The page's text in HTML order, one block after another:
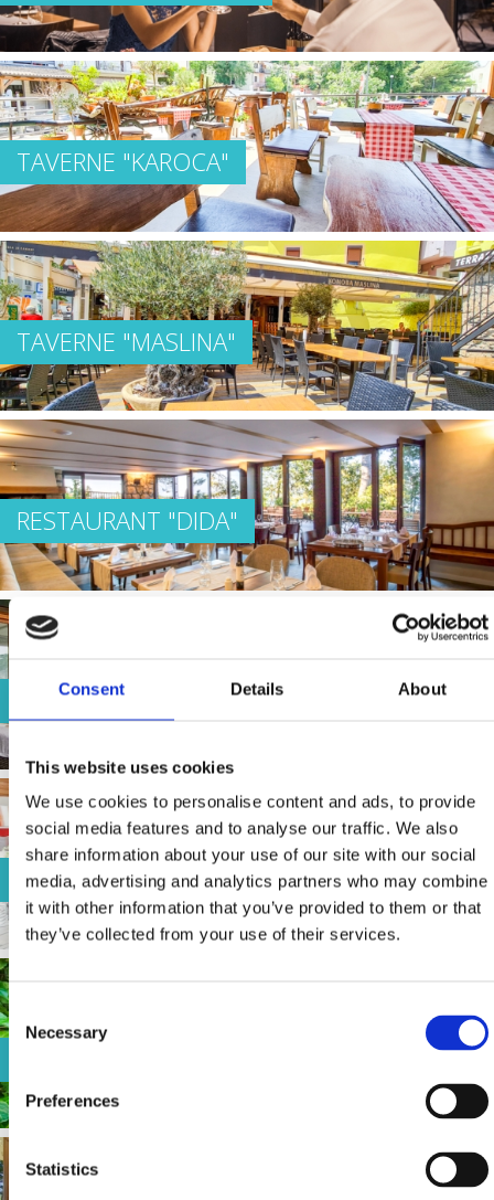
Consent Details About
This website uses cookies
We use cookies to personalise content and ads, to provide
social media features and to analyse our traffic. We also
share information about your use of our site with our social
media, advertising and analytics partners who may combine
it with other information that you’ve provided to them or that
they’ve collected from your use of their services.
Consent
Selection
Necessary
Preferences
Statistics
TAVERNE "KAROCA"
TAVERNE "MASLINA"
RESTAURANT "DIDA"
RESTAURANT "FERAL"
RESTAURANT "SELINA"